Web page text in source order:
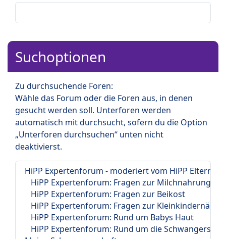
Suchoptionen
Zu durchsuchende Foren:
Wähle das Forum oder die Foren aus, in denen
gesucht werden soll. Unterforen werden
automatisch mit durchsucht, sofern du die Option
„Unterforen durchsuchen“ unten nicht
deaktivierst.